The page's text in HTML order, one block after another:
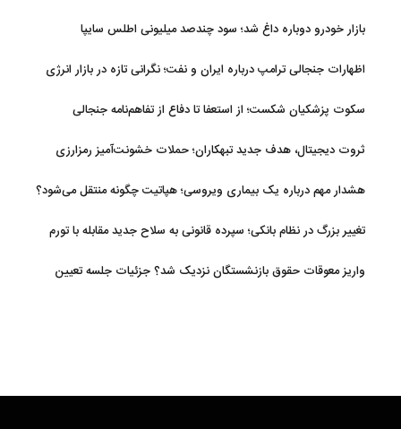
بازار خودرو دوباره داغ شد؛ سود چندصد میلیونی اطلس سایپا
اظهارات جنجالی ترامپ درباره ایران و نفت؛ نگرانی تازه در بازار انرژی
سکوت پزشکیان شکست؛ از استعفا تا دفاع از تفاهم‌نامه جنجالی
ثروت دیجیتال، هدف جدید تبهکاران؛ حملات خشونت‌آمیز رمزارزی
هشدار مهم درباره یک بیماری ویروسی؛ هپاتیت چگونه منتقل می‌شود؟
تغییر بزرگ در نظام بانکی؛ سپرده قانونی به سلاح جدید مقابله با تورم
واریز معوقات حقوق بازنشستگان نزدیک شد؟ جزئیات جلسه تعیین